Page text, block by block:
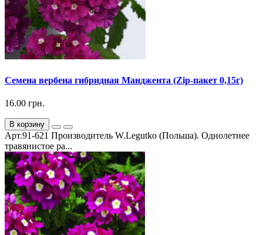
Семена вербена гибридная Манджента (Zip-пакет 0,15г)
16.00 грн.
В корзину
Арт.91-621 Производитель W.Legutko (Польша). Однолетнее
травянистое ра...